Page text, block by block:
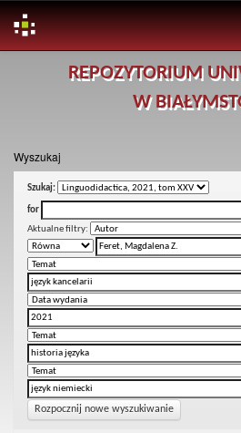
REPOZYTORIUM
W
Wyszukaj
Szukaj:
for
Aktualne filtry:
Rozpocznij nowe wyszukiwanie